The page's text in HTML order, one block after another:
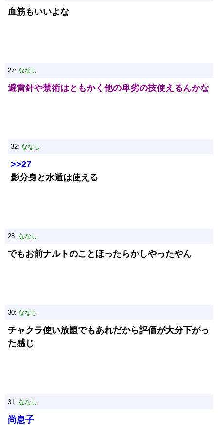
血筋もいいよな
27: ななし
避雷針や禁術はともかく他の卑劣の技使えるんかな
32: ななし
>>27
影分身と水遁は使える
28: ななし
でもお前ナルトのことほったらかしやったやん
30: ななし
チャクラ使い放題でもあれだから評価が大分下がっ
た感じ
31: ななし
尚息子